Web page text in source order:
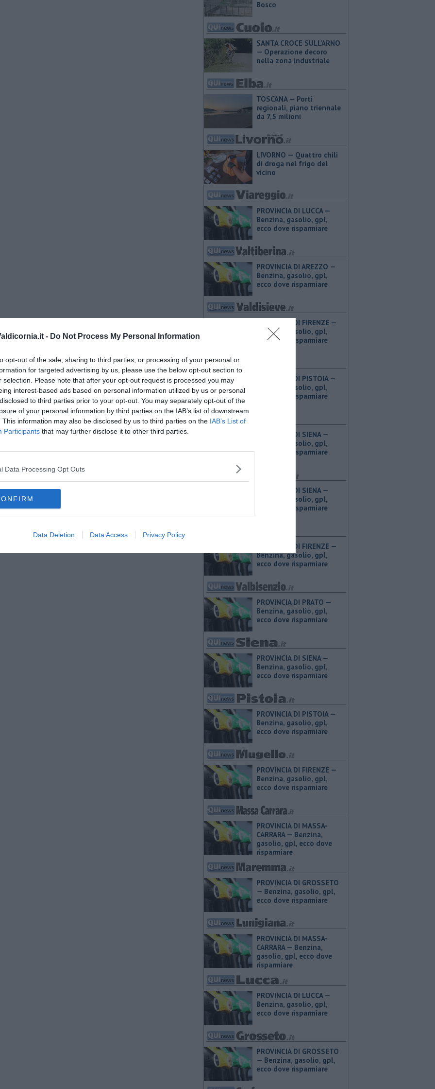
- Do Not Process My Personal Information
opt-out of the sale, sharing to third parties, or processing of your personal or
for targeted advertising by us, please use the below opt-out section to
selection. Please note that after your opt-out request is processed you may
interest-based ads based on personal information utilized by us or personal
to third parties prior to your opt-out. You may separately opt-out of the
of your personal information by third parties on the IAB’s list of downstream
This information may also be disclosed by us to third parties on the IAB’s List of
Participants that may further disclose it to other third parties.
Data Processing Opt Outs
Data Deletion Data Access Privacy Policy
Bosco
SANTA CROCE SULL'ARNO
— Operazione decoro
nella zona industriale
TOSCANA — Porti
regionali, piano triennale
da 7,5 milioni
LIVORNO — Quattro chili
di droga nel frigo del
vicino
PROVINCIA DI LUCCA — ​
Benzina, gasolio, gpl,
ecco dove risparmiare
PROVINCIA DI AREZZO — ​
Benzina, gasolio, gpl,
ecco dove risparmiare
PROVINCIA DI FIRENZE — ​
Benzina, gasolio, gpl,
ecco dove risparmiare
PROVINCIA DI PISTOIA — ​
Benzina, gasolio, gpl,
ecco dove risparmiare
PROVINCIA DI SIENA — ​
Benzina, gasolio, gpl,
ecco dove risparmiare
PROVINCIA DI SIENA — ​
Benzina, gasolio, gpl,
ecco dove risparmiare
PROVINCIA DI FIRENZE — ​
Benzina, gasolio, gpl,
ecco dove risparmiare
PROVINCIA DI PRATO — ​
Benzina, gasolio, gpl,
ecco dove risparmiare
PROVINCIA DI SIENA — ​
Benzina, gasolio, gpl,
ecco dove risparmiare
PROVINCIA DI PISTOIA — ​
Benzina, gasolio, gpl,
ecco dove risparmiare
PROVINCIA DI FIRENZE — ​
Benzina, gasolio, gpl,
ecco dove risparmiare
PROVINCIA DI MASSA-
CARRARA — ​Benzina,
gasolio, gpl, ecco dove
risparmiare
PROVINCIA DI GROSSETO
— ​Benzina, gasolio, gpl,
ecco dove risparmiare
PROVINCIA DI MASSA-
CARRARA — ​Benzina,
gasolio, gpl, ecco dove
risparmiare
PROVINCIA DI LUCCA — ​
Benzina, gasolio, gpl,
ecco dove risparmiare
PROVINCIA DI GROSSETO
— ​Benzina, gasolio, gpl,
ecco dove risparmiare